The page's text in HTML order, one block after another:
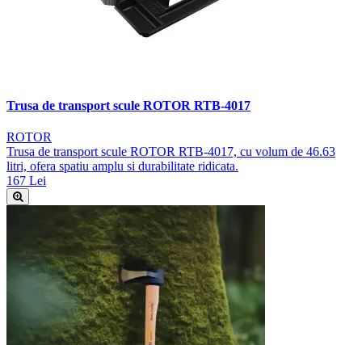
Trusa de transport scule ROTOR RTB-4017
ROTOR
Trusa de transport scule ROTOR RTB-4017, cu volum de 46.63
litri, ofera spatiu amplu si durabilitate ridicata.
167 Lei